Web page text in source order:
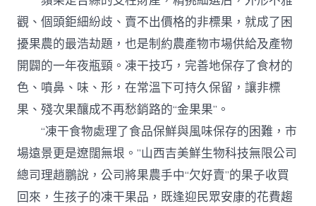
觀、個頭鉅細紛歧、賣不出價格的非標果，就成了困
擾果農的最浩劫題，也是制約農產物市場供給及產物
開闢的一年夜瓶頸。凍干技巧，完善地保存了食材的
色、噴鼻、味、形，在常溫下可持久保留，讓非標
果、殘次果釀成不再愁銷路的“金果果”。
“凍干食物處理了食品保鮮與風味保存的困難，市
場遠景更是遼闊無垠。”山西吉美鮮生物科技無限公司
總司理趙鵬說，公司將果農手中“欠好賣”的果子收買
回來，生孩子的凍干果品，既逢迎民眾安康的花費趨